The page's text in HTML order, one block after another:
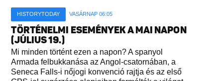
HISTORYTODAY VASÁRNAP 06:05
TÖRTÉNELMI ESEMÉNYEK A MAI NAPON
(JÚLIUS 19.)
Mi minden történt ezen a napon? A spanyol
Armada felbukkanása az Angol-csatornában, a
Seneca Falls-i nőjogi konvenció rajtja és az első